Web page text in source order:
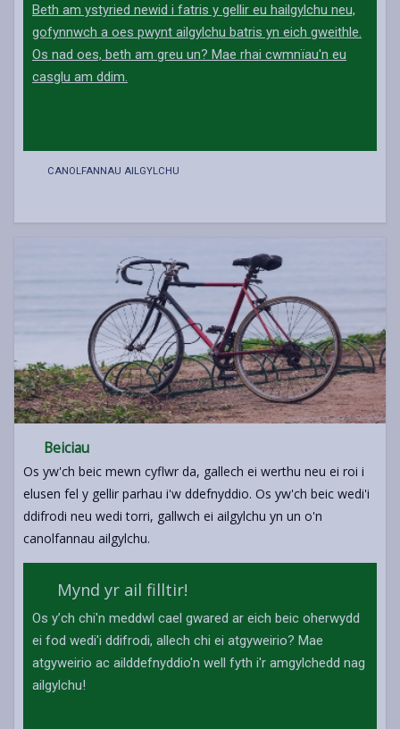
Beth am ystyried newid i fatris y gellir eu hailgylchu neu,
gofynnwch a oes pwynt ailgylchu batris yn eich gweithle.
Os nad oes, beth am greu un? Mae rhai cwmnïau'n eu
casglu am ddim.
CANOLFANNAU AILGYLCHU
Beiciau
Os yw'ch beic mewn cyflwr da, gallech ei werthu neu ei roi i
elusen fel y gellir parhau i'w ddefnyddio. Os yw'ch beic wedi'i
ddifrodi neu wedi torri, gallwch ei ailgylchu yn un o'n
canolfannau ailgylchu.
Mynd yr ail filltir!
Os y’ch chi'n meddwl cael gwared ar eich beic oherwydd
ei fod wedi'i ddifrodi, allech chi ei atgyweirio? Mae
atgyweirio ac ailddefnyddio'n well fyth i'r amgylchedd nag
ailgylchu!